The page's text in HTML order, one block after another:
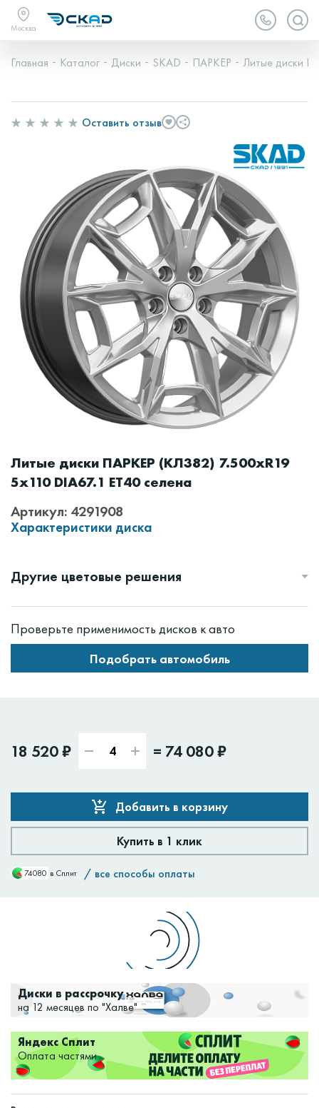
Москва
Главная Каталог Диски SKAD ПАРКЕР Литые диски
Оставить отзыв
Литые диски ПАРКЕР (КЛ382) 7.500xR19
5x110 DIA67.1 ET40 селена
Артикул: 4291908
Характеристики диска
Проверьте применимость дисков к авто
Подобрать автомобиль
18 520 ₽ = 74 080 ₽
Добавить в корзину
Купить в 1 клик
74080 в Сплит / все способы оплаты
Другие цветовые решения
Диски в рассрочку
на 12 месяцев по "Халве"
Яндекс Сплит
Оплата частями